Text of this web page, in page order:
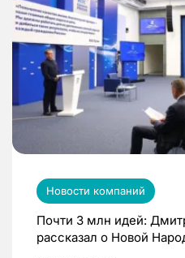
Новости компаний
Почти 3 млн идей:
рассказал о Новой